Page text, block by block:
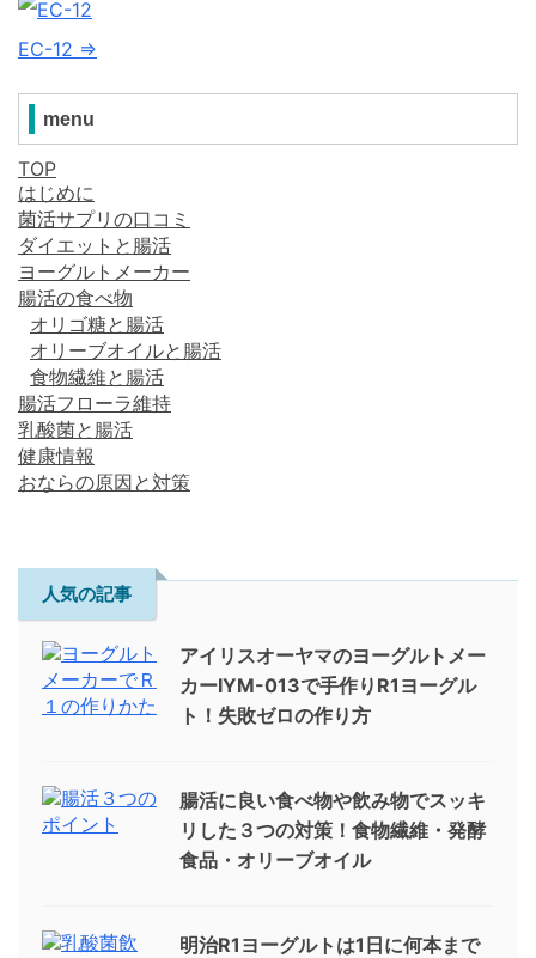
EC-12 ⇒
menu
TOP
はじめに
菌活サプリの口コミ
ダイエットと腸活
ヨーグルトメーカー
腸活の食べ物
オリゴ糖と腸活
オリーブオイルと腸活
食物繊維と腸活
腸活フローラ維持
乳酸菌と腸活
健康情報
おならの原因と対策
人気の記事
アイリスオーヤマのヨーグルトメー
カーIYM-013で手作りR1ヨーグル
ト！失敗ゼロの作り方
腸活に良い食べ物や飲み物でスッキ
リした３つの対策！食物繊維・発酵
食品・オリーブオイル
明治R1ヨーグルトは1日に何本まで